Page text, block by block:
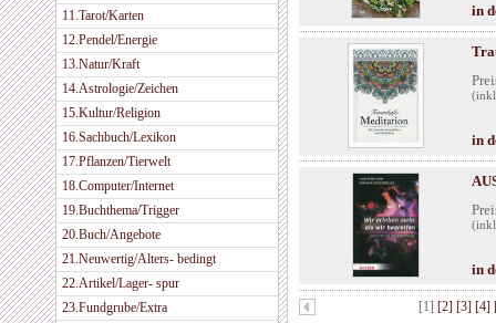
11.Tarot/Karten
12.Pendel/Energie
13.Natur/Kraft
14.Astrologie/Zeichen
15.Kultur/Religion
16.Sachbuch/Lexikon
17.Pflanzen/Tierwelt
18.Computer/Internet
19.Buchthema/Trigger
20.Buch/Angebote
21.Neuwertig/Alters- bedingt
22.Artikel/Lager- spur
23.Fundgrube/Extra
in
in
in
[1] [2] [3] [4]